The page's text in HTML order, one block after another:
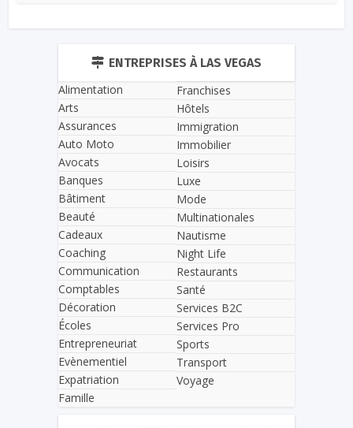
ENTREPRISES À LAS VEGAS
Alimentation
Arts
Assurances
Auto Moto
Avocats
Banques
Bâtiment
Beauté
Cadeaux
Coaching
Communication
Comptables
Décoration
Écoles
Entrepreneuriat
Evènementiel
Expatriation
Famille
Franchises
Hôtels
Immigration
Immobilier
Loisirs
Luxe
Mode
Multinationales
Nautisme
Night Life
Restaurants
Santé
Services B2C
Services Pro
Sports
Transport
Voyage